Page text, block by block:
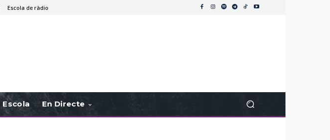
Escola de ràdio
Escola En Directe